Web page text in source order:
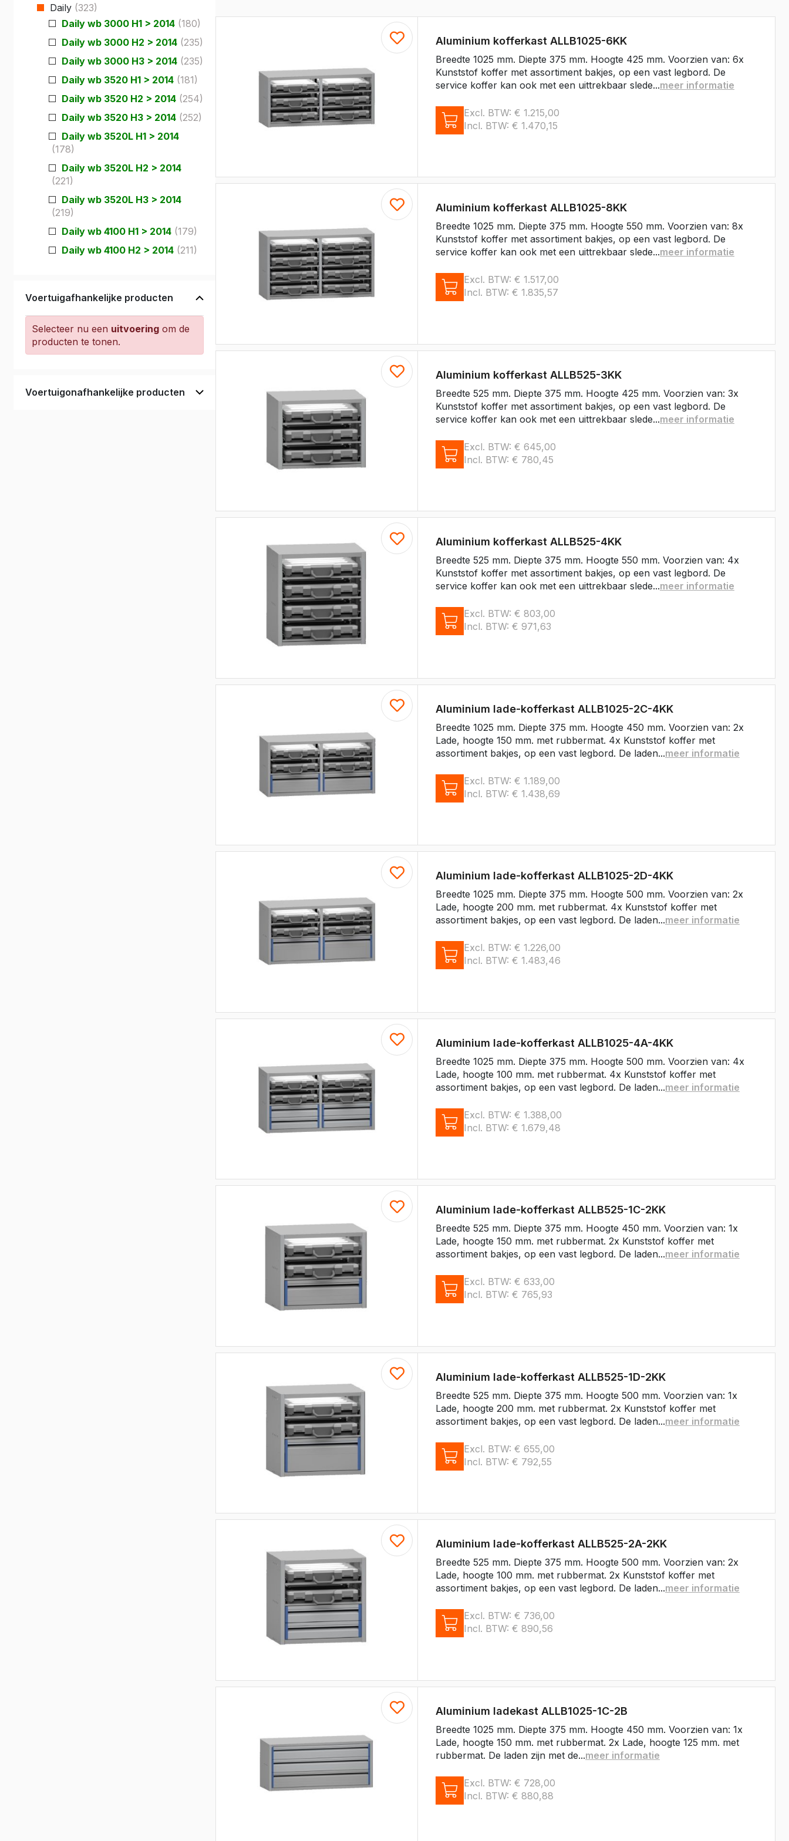
Fiat
Doblo
Scudo
Talento
Ducato
eSuper Jolly
PV5 Cargo
eTGE
Combo Electric
Vivaro Electric
Movano
e Vito
Sprinter
e Sprinter RWD
Townstar
Townstar Electric
Partner
e Partner
Expert
Boxer
e Boxer
ProAce
ProAce Electric
ProAce City
Caddy
Transporter T6
Transporter T7
Daily (323)
Daily wb 3000 H1 > 2014 (180)
Daily wb 3000 H2 > 2014 (235)
Daily wb 3000 H3 > 2014 (235)
Daily wb 3520 H1 > 2014 (181)
Daily wb 3520 H2 > 2014 (254)
Daily wb 3520 H3 > 2014 (252)
Daily wb 3520L H1 > 2014
(178)
Daily wb 3520L H2 > 2014
(221)
Daily wb 3520L H3 > 2014
(219)
Daily wb 4100 H1 > 2014 (179)
Daily wb 4100 H2 > 2014 (211)
Daily wb 4100L H2 > 2014
(209)
Daily wb 4100L H3 > 2014
Voertuigafhankelijke producten
Selecteer nu een uitvoering om de
producten te tonen.
Voertuigonafhankelijke producten
Aluminium kofferkast ALLB1025-6KK
Breedte 1025 mm. Diepte 375 mm. Hoogte 425 mm. Voorzien van: 6x
Kunststof koffer met assortiment bakjes, op een vast legbord. De
service koffer kan ook met een uittrekbaar slede...meer informatie
Excl. BTW: € 1.215,00
Incl. BTW: € 1.470,15
Aluminium kofferkast ALLB1025-8KK
Breedte 1025 mm. Diepte 375 mm. Hoogte 550 mm. Voorzien van: 8x
Kunststof koffer met assortiment bakjes, op een vast legbord. De
service koffer kan ook met een uittrekbaar slede...meer informatie
Excl. BTW: € 1.517,00
Incl. BTW: € 1.835,57
Aluminium kofferkast ALLB525-3KK
Breedte 525 mm. Diepte 375 mm. Hoogte 425 mm. Voorzien van: 3x
Kunststof koffer met assortiment bakjes, op een vast legbord. De
service koffer kan ook met een uittrekbaar slede...meer informatie
Excl. BTW: € 645,00
Incl. BTW: € 780,45
Aluminium kofferkast ALLB525-4KK
Breedte 525 mm. Diepte 375 mm. Hoogte 550 mm. Voorzien van: 4x
Kunststof koffer met assortiment bakjes, op een vast legbord. De
service koffer kan ook met een uittrekbaar slede...meer informatie
Excl. BTW: € 803,00
Incl. BTW: € 971,63
Aluminium lade-kofferkast ALLB1025-2C-4KK
Breedte 1025 mm. Diepte 375 mm. Hoogte 450 mm. Voorzien van: 2x
Lade, hoogte 150 mm. met rubbermat. 4x Kunststof koffer met
assortiment bakjes, op een vast legbord. De laden...meer informatie
Excl. BTW: € 1.189,00
Incl. BTW: € 1.438,69
Aluminium lade-kofferkast ALLB1025-2D-4KK
Breedte 1025 mm. Diepte 375 mm. Hoogte 500 mm. Voorzien van: 2x
Lade, hoogte 200 mm. met rubbermat. 4x Kunststof koffer met
assortiment bakjes, op een vast legbord. De laden...meer informatie
Excl. BTW: € 1.226,00
Incl. BTW: € 1.483,46
Aluminium lade-kofferkast ALLB1025-4A-4KK
Breedte 1025 mm. Diepte 375 mm. Hoogte 500 mm. Voorzien van: 4x
Lade, hoogte 100 mm. met rubbermat. 4x Kunststof koffer met
assortiment bakjes, op een vast legbord. De laden...meer informatie
Excl. BTW: € 1.388,00
Incl. BTW: € 1.679,48
Aluminium lade-kofferkast ALLB525-1C-2KK
Breedte 525 mm. Diepte 375 mm. Hoogte 450 mm. Voorzien van: 1x
Lade, hoogte 150 mm. met rubbermat. 2x Kunststof koffer met
assortiment bakjes, op een vast legbord. De laden...meer informatie
Excl. BTW: € 633,00
Incl. BTW: € 765,93
Aluminium lade-kofferkast ALLB525-1D-2KK
Breedte 525 mm. Diepte 375 mm. Hoogte 500 mm. Voorzien van: 1x
Lade, hoogte 200 mm. met rubbermat. 2x Kunststof koffer met
assortiment bakjes, op een vast legbord. De laden...meer informatie
Excl. BTW: € 655,00
Incl. BTW: € 792,55
Aluminium lade-kofferkast ALLB525-2A-2KK
Breedte 525 mm. Diepte 375 mm. Hoogte 500 mm. Voorzien van: 2x
Lade, hoogte 100 mm. met rubbermat. 2x Kunststof koffer met
assortiment bakjes, op een vast legbord. De laden...meer informatie
Excl. BTW: € 736,00
Incl. BTW: € 890,56
Aluminium ladekast ALLB1025-1C-2B
Breedte 1025 mm. Diepte 375 mm. Hoogte 450 mm. Voorzien van: 1x
Lade, hoogte 150 mm. met rubbermat. 2x Lade, hoogte 125 mm. met
rubbermat. De laden zijn met de...meer informatie
Excl. BTW: € 728,00
Incl. BTW: € 880,88